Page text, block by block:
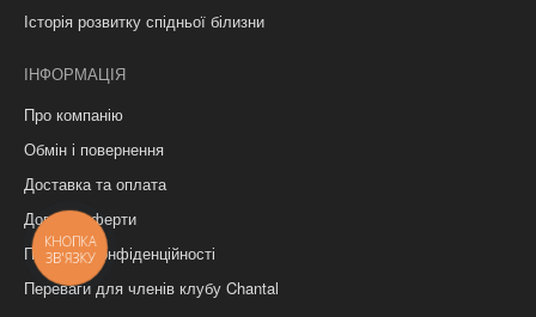
Історія розвитку спідньої білизни
ІНФОРМАЦІЯ
Про компанію
Обмін і повернення
Доставка та оплата
Договір оферти
Політика конфіденційності
Переваги для членів клубу Chantal
КНОПКА
ЗВ'ЯЗКУ